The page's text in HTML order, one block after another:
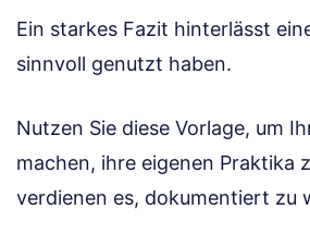
Ein starkes Fazit hinterlässt
sinnvoll genutzt haben.
Nutzen Sie diese Vorlage, um
machen, ihre eigenen Praktika
verdienen es, dokumentiert zu